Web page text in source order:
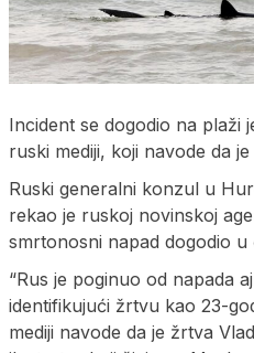
Incident se dogodio na plaži
ruski mediji, koji navode da
Ruski generalni konzul u
rekao je ruskoj novinskoj
smrtonosni napad dogodio u
“Rus je poginuo od napada
identifikujući žrtvu kao 23-
mediji navode da je žrtva